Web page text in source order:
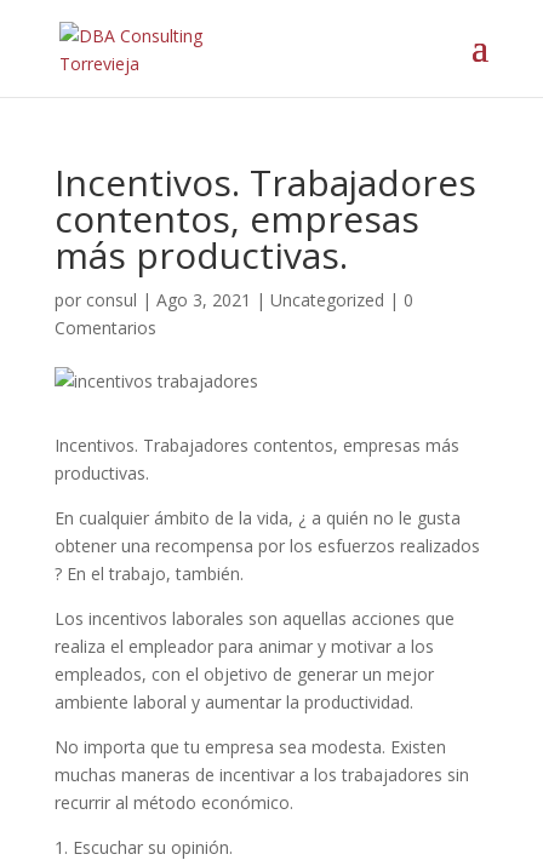
Incentivos. Trabajadores
contentos, empresas
más productivas.
por consul | Ago 3, 2021 | Uncategorized | 0
Comentarios
Incentivos. Trabajadores contentos, empresas más
productivas.
En cualquier ámbito de la vida, ¿ a quién no le gusta
obtener una recompensa por los esfuerzos realizados
? En el trabajo, también.
Los incentivos laborales son aquellas acciones que
realiza el empleador para animar y motivar a los
empleados, con el objetivo de generar un mejor
ambiente laboral y aumentar la productividad.
No importa que tu empresa sea modesta. Existen
muchas maneras de incentivar a los trabajadores sin
recurrir al método económico.
1. Escuchar su opinión.